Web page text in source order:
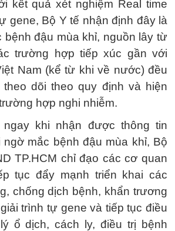
kết quả xét nghiệm Real time
gene, Bộ Y tế nhận định đây là
bệnh đậu mùa khỉ, nguồn lây từ
trường hợp tiếp xúc gần với
Nam (kể từ khi về nước) đều
dõi theo quy định và hiện
hợp nghi nhiễm.
khi nhận được thông tin
ngờ mắc bệnh đậu mùa khỉ, Bộ
TP.HCM chỉ đạo các cơ quan
tục đẩy mạnh triển khai các
chống dịch bệnh, khẩn trương
trình tự gene và tiếp tục điều
ổ dịch, cách ly, điều trị bệnh